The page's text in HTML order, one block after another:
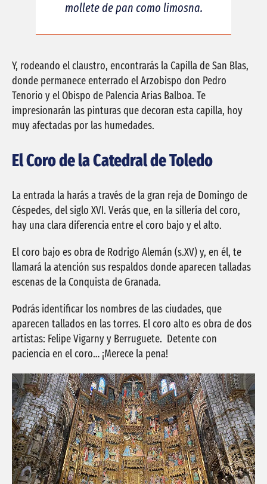
mollete de pan como limosna.
Y, rodeando el claustro, encontrarás la Capilla de San Blas,
donde permanece enterrado el Arzobispo don Pedro
Tenorio y el Obispo de Palencia Arias Balboa. Te
impresionarán las pinturas que decoran esta capilla, hoy
muy afectadas por las humedades.
El Coro de la Catedral de Toledo
La entrada la harás a través de la gran reja de Domingo de
Céspedes, del siglo XVI. Verás que, en la sillería del coro,
hay una clara diferencia entre el coro bajo y el alto.
El coro bajo es obra de Rodrigo Alemán (s.XV) y, en él, te
llamará la atención sus respaldos donde aparecen talladas
escenas de la Conquista de Granada.
Podrás identificar los nombres de las ciudades, que
aparecen tallados en las torres. El coro alto es obra de dos
artistas: Felipe Vigarny y Berruguete. Detente con
paciencia en el coro… ¡Merece la pena!